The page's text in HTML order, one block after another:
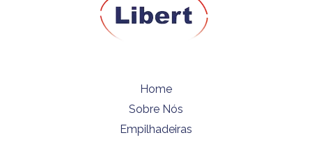
Home
Sobre Nós
Empilhadeiras